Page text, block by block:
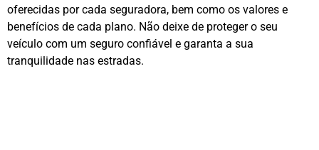
oferecidas por cada seguradora, bem como os valores e
benefícios de cada plano. Não deixe de proteger o seu
veículo com um seguro confiável e garanta a sua
tranquilidade nas estradas.